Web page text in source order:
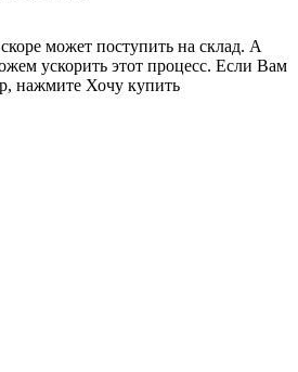
может поступить на склад. А
ускорить этот процесс. Если Вам
нажмите Хочу купить